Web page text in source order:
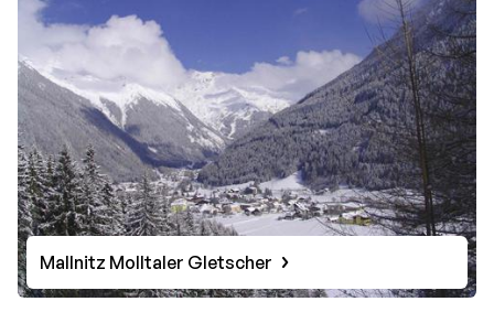
Mallnitz Molltaler Gletscher